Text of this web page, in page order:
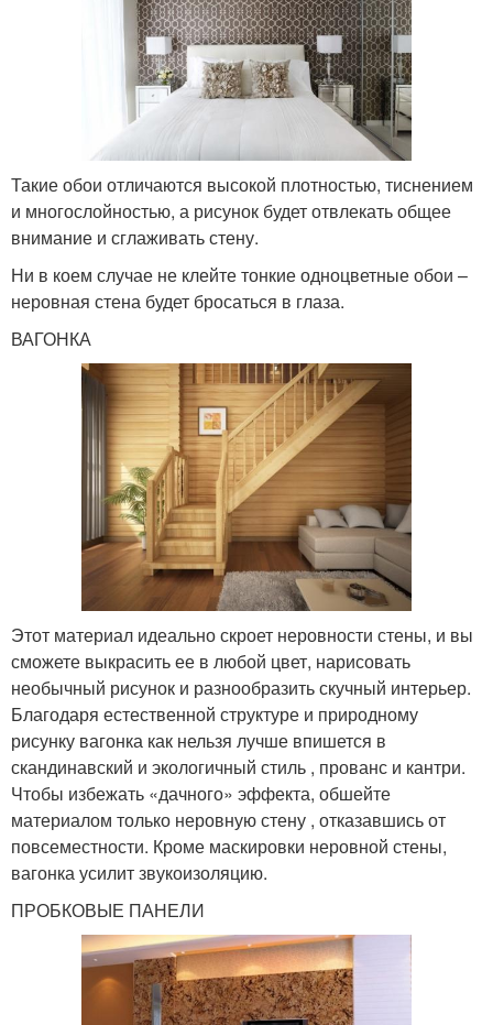
Такие обои отличаются высокой плотностью, тиснением
и многослойностью, а рисунок будет отвлекать общее
внимание и сглаживать стену.
Ни в коем случае не клейте тонкие одноцветные обои –
неровная стена будет бросаться в глаза.
ВАГОНКА
Этот материал идеально скроет неровности стены, и вы
сможете выкрасить ее в любой цвет, нарисовать
необычный рисунок и разнообразить скучный интерьер.
Благодаря естественной структуре и природному
рисунку вагонка как нельзя лучше впишется в
скандинавский и экологичный стиль , прованс и кантри.
Чтобы избежать «дачного» эффекта, обшейте
материалом только неровную стену , отказавшись от
повсеместности. Кроме маскировки неровной стены,
вагонка усилит звукоизоляцию.
ПРОБКОВЫЕ ПАНЕЛИ